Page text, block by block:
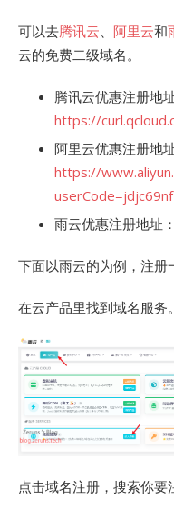
可以去腾讯云、 阿里云和
云的免费二级域名。
腾讯云优惠注册地
https://
阿里云优惠注册地
https://
userCode=jdjc69nf
雨云优惠注册地址：
下面以雨云的为例，注册
在云产品里找到域名服务。
点击域名注册，搜索你要